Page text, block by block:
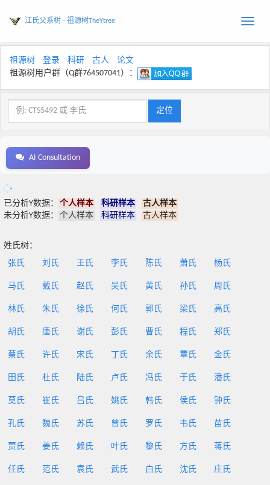
Toggle
江氏父系树 - 祖源树TheYtree
祖源树 登录 科研 古人
论文
祖源树用户群（Q群764507041）：
AI Consultation
已分析Y数据： 个人样本 科研样本
古人样本
未分析Y数据：
个人样本 科研样本 古人样本
姓氏树：
张氏
刘氏 王氏 李氏 陈氏 萧氏 杨氏
马氏 戴氏 赵氏 吴氏 黄氏 孙氏 周氏
林氏 朱氏 徐氏 何氏 郭氏 梁氏 高氏
胡氏 唐氏 谢氏 彭氏 曹氏 程氏 郑氏
蔡氏 许氏 宋氏 丁氏 余氏 覃氏 金氏
田氏 杜氏 陆氏 卢氏 冯氏 于氏 潘氏
莫氏 崔氏 吕氏 姚氏 韩氏 侯氏 钟氏
孔氏 魏氏 苏氏 曾氏 罗氏 韦氏 苗氏
贾氏 姜氏 赖氏 叶氏 黎氏 方氏 蒋氏
任氏 范氏 袁氏 武氏 白氏 沈氏 庄氏